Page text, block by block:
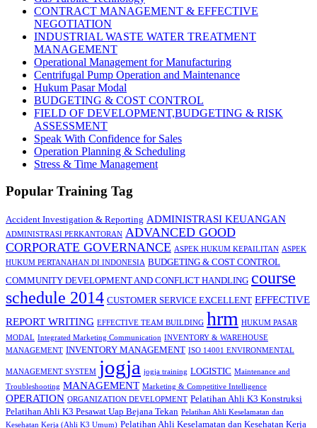
CONTRACT MANAGEMENT & EFFECTIVE
NEGOTIATION
INDUSTRIAL WASTE WATER TREATMENT
MANAGEMENT
Operational Management for Manufacturing
Centrifugal Pump Operation and Maintenance
Hukum Pasar Modal
BUDGETING & COST CONTROL
FIELD OF DEVELOPMENT,BUDGETING & RISK
ASSESSMENT
Speak With Confidence for Sales
Operation Planning & Scheduling
Stress & Time Management
Popular Training Tag
Accident Investigation & Reporting ADMINISTRASI KEUANGAN
ADMINISTRASI PERKANTORAN ADVANCED GOOD
CORPORATE GOVERNANCE ASPEK HUKUM KEPAILITAN ASPEK
HUKUM PERTANAHAN DI INDONESIA BUDGETING & COST CONTROL
COMMUNITY DEVELOPMENT AND CONFLICT HANDLING course
schedule 2014 CUSTOMER SERVICE EXCELLENT EFFECTIVE
REPORT WRITING EFFECTIVE TEAM BUILDING hrm HUKUM PASAR
MODAL Integrated Marketing Communication INVENTORY & WAREHOUSE
MANAGEMENT INVENTORY MANAGEMENT ISO 14001 ENVIRONMENTAL
MANAGEMENT SYSTEM jogja jogja training LOGISTIC Maintenance and
Troubleshooting MANAGEMENT Marketing & Competitive Intelligence
OPERATION ORGANIZATION DEVELOPMENT Pelatihan Ahli K3 Konstruksi
Pelatihan Ahli K3 Pesawat Uap Bejana Tekan Pelatihan Ahli Keselamatan dan
Kesehatan Kerja (Ahli K3 Umum) Pelatihan Ahli Keselamatan dan Kesehatan Kerja